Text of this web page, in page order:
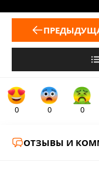
0 0 0
ОТЗЫВЫ И